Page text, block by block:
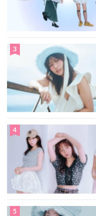
3
4
5